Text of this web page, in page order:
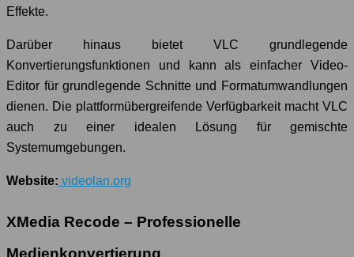
Effekte.
Darüber hinaus bietet VLC grundlegende
Konvertierungsfunktionen und kann als einfacher Video-
Editor für grundlegende Schnitte und Formatumwandlungen
dienen. Die plattformübergreifende Verfügbarkeit macht VLC
auch zu einer idealen Lösung für gemischte
Systemumgebungen.
Website: videolan.org
XMedia Recode – Professionelle